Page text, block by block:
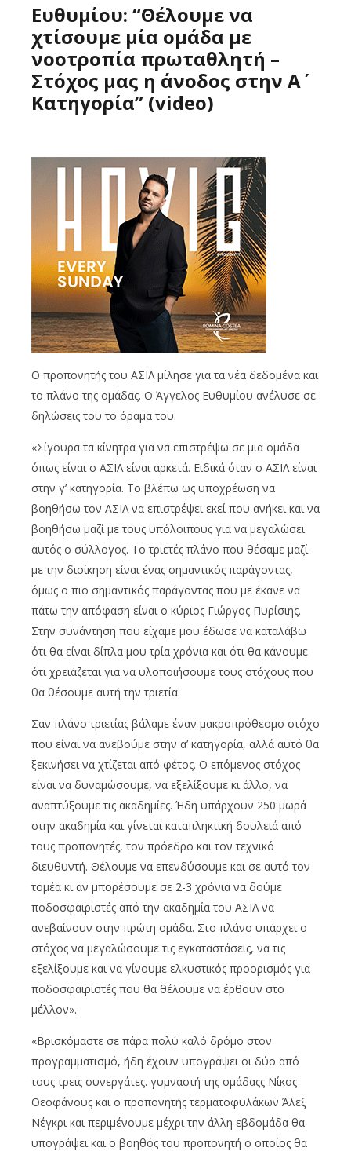
Ευθυμίου: “Θέλουμε να
χτίσουμε μία ομάδα με
νοοτροπία πρωταθλητή –
Στόχος μας η άνοδος στην Α΄
Κατηγορία” (video)
Ο προπονητής του ΑΣΙΛ μίλησε για τα νέα δεδομένα και
το πλάνο της ομάδας. Ο Άγγελος Ευθυμίου ανέλυσε σε
δηλώσεις του το όραμα του.
«Σίγουρα τα κίνητρα για να επιστρέψω σε μια ομάδα
όπως είναι ο ΑΣΙΛ είναι αρκετά. Ειδικά όταν ο ΑΣΙΛ είναι
στην γ’ κατηγορία. Το βλέπω ως υποχρέωση να
βοηθήσω τον ΑΣΙΛ να επιστρέψει εκεί που ανήκει και να
βοηθήσω μαζί με τους υπόλοιπους για να μεγαλώσει
αυτός ο σύλλογος. Το τριετές πλάνο που θέσαμε μαζί
με την διοίκηση είναι ένας σημαντικός παράγοντας,
όμως ο πιο σημαντικός παράγοντας που με έκανε να
πάτω την απόφαση είναι ο κύριος Γιώργος Πυρίσιης.
Στην συνάντηση που είχαμε μου έδωσε να καταλάβω
ότι θα είναι δίπλα μου τρία χρόνια και ότι θα κάνουμε
ότι χρειάζεται για να υλοποιήσουμε τους στόχους που
θα θέσουμε αυτή την τριετία.
Σαν πλάνο τριετίας βάλαμε έναν μακροπρόθεσμο στόχο
που είναι να ανεβούμε στην α’ κατηγορία, αλλά αυτό θα
ξεκινήσει να χτίζεται από φέτος. Ο επόμενος στόχος
είναι να δυναμώσουμε, να εξελίξουμε κι άλλο, να
αναπτύξουμε τις ακαδημίες. Ήδη υπάρχουν 250 μωρά
στην ακαδημία και γίνεται καταπληκτική δουλειά από
τους προπονητές, τον πρόεδρο και τον τεχνικό
διευθυντή. Θέλουμε να επενδύσουμε και σε αυτό τον
τομέα κι αν μπορέσουμε σε 2-3 χρόνια να δούμε
ποδοσφαιριστές από την ακαδημία του ΑΣΙΛ να
ανεβαίνουν στην πρώτη ομάδα. Στο πλάνο υπάρχει ο
στόχος να μεγαλώσουμε τις εγκαταστάσεις, να τις
εξελίξουμε και να γίνουμε ελκυστικός προορισμός για
ποδοσφαιριστές που θα θέλουμε να έρθουν στο
μέλλον».
«Βρισκόμαστε σε πάρα πολύ καλό δρόμο στον
προγραμματισμό, ήδη έχουν υπογράψει οι δύο από
τους τρεις συνεργάτες. γυμναστή της ομάδαςς Νίκος
Θεοφάνους και ο προπονητής τερματοφυλάκων Άλεξ
Νέγκρι και περιμένουμε μέχρι την άλλη εβδομάδα θα
υπογράψει και ο βοηθός του προπονητή ο οποίος θα